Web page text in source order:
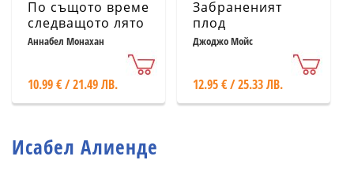
По същото време
следващото лято
Аннабел Монахан
10.99 € / 21.49 ЛВ.
Забраненият
плод
Джоджо Мойс
12.95 € / 25.33 ЛВ.
Исабел Алиенде